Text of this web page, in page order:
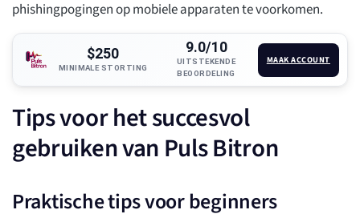
phishingpogingen op mobiele apparaten te voorkomen.
$250
MINIMALE STORTING
9.0/10
UITSTEKENDE
BEOORDELING
MAAK ACCOUNT
Tips voor het succesvol
gebruiken van Puls Bitron
Praktische tips voor beginners